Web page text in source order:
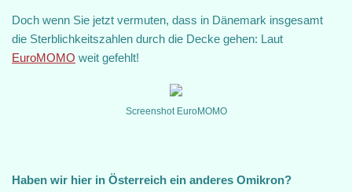
Doch wenn Sie jetzt vermuten, dass in Dänemark insgesamt
die Sterblichkeitszahlen durch die Decke gehen: Laut
EuroMOMO weit gefehlt!
Screenshot EuroMOMO
Haben wir hier in Österreich ein anderes Omikron?